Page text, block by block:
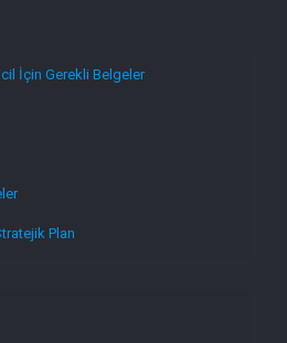
İçin Gerekli Belgeler
Plan